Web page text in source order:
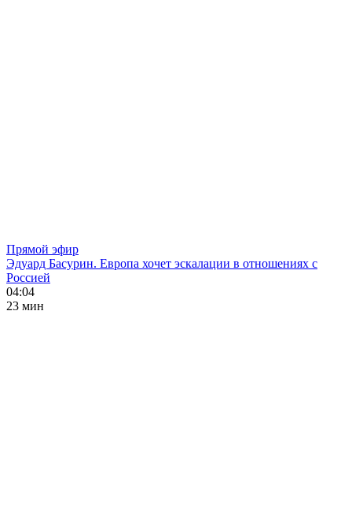
Прямой эфир
Эдуард Басурин. Европа хочет эскалации в отношениях с
Россией
04:04
23 мин